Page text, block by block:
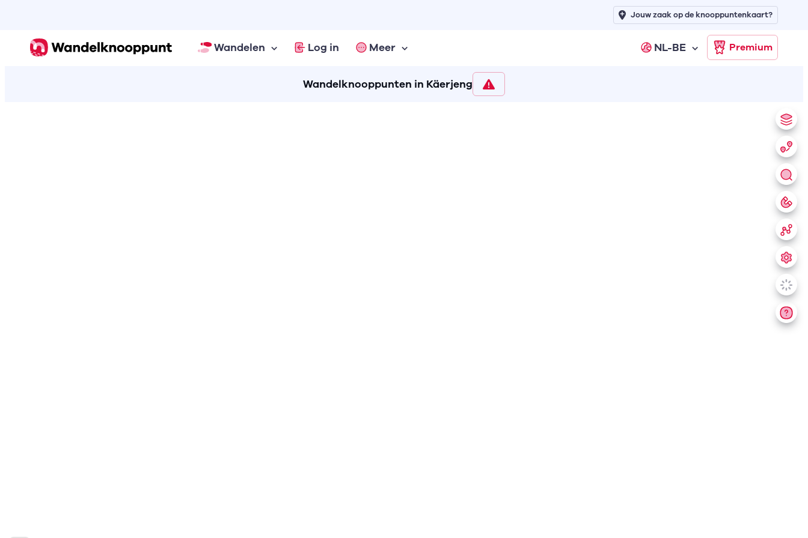
Wandelen Log in Meer NL-BE Premium
Jouw zaak op de knooppuntenkaart?
Wandelknooppunten in Käerjeng